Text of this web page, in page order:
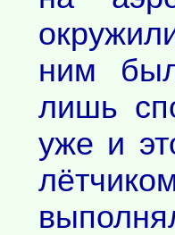
ним
лишь
уже и